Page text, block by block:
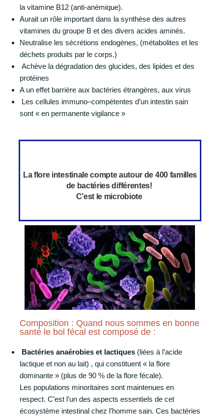
la vitamine B12 (anti-anémique).
Aurait un rôle important dans la synthèse des autres
vitamines du groupe B et des divers acides aminés.
Neutralise les sécrétions endogènes, (métabolites et les
déchets produits par le corps.)
Achève la dégradation des glucides, des lipides et des
protéines
A un effet barrière aux bactéries étrangères, aux virus
Les cellules immuno–compétentes d’un intestin sain
sont « en permanente vigilance »
La flore intestinale compte autour de 400 familles
de bactéries différentes!
C’est le microbiote
Composition : Quand nous sommes en bonne
santé le bol fécal est composé de :
Bactéries anaérobies et lactiques (liées à l’acide
lactique et non au lait) , qui constituent « la flore
dominante » (plus de 90 % de la flore fécale).
Les populations minoritaires sont maintenues en
respect. C’est l’un des aspects essentiels de cet
écosystème intestinal chez l’homme sain. Ces bactéries